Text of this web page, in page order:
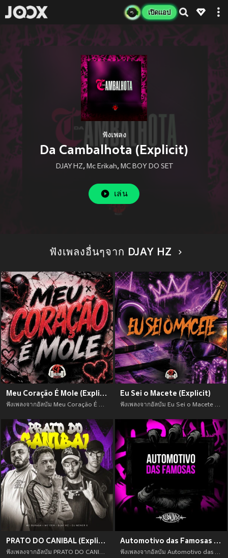
เปิดแอป
ฟังเพลง
Da Cambalhota (Explicit)
DJAY HZ, Mc Erikah, MC BOY DO SET
เล่น
ฟังเพลงอื่นๆจาก DJAY HZ
Meu Coração É Mole (Explicit)
ฟังเพลงจากอัลบัม Meu Coração É Mole (Explicit) เพลงใหม่จาก อัพเดทเพลงใหม่ล่าสุดก่อนใคร ตลอดปี 2021
Eu Sei o Macete (Explicit)
ฟังเพลงจากอัลบัม Eu Sei o Macete (Explicit) เพลงใหม่จาก อัพเดทเพลงใหม่ล่าสุดก่อนใคร ตลอดปี 2021
PRATO DO CANIBAL (Explicit)
ฟังเพลงจากอัลบัม PRATO DO CANIBAL (Explicit) เพลงใหม่จาก อัพเดทเพลงใหม่ล่าสุดก่อนใคร ตลอดปี 2021
Automotivo das Famosas (Explicit)
ฟังเพลงจากอัลบัม Automotivo das Famosas (Explicit) เพลงใหม่จาก อัพเดทเพลงใหม่ล่าสุดก่อนใคร ตลอดปี 2021